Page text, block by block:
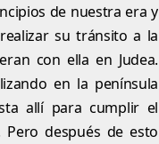
de nuestra era y
su tránsito a la
con ella en Judea.
en la península
allí para cumplir el
después de esto